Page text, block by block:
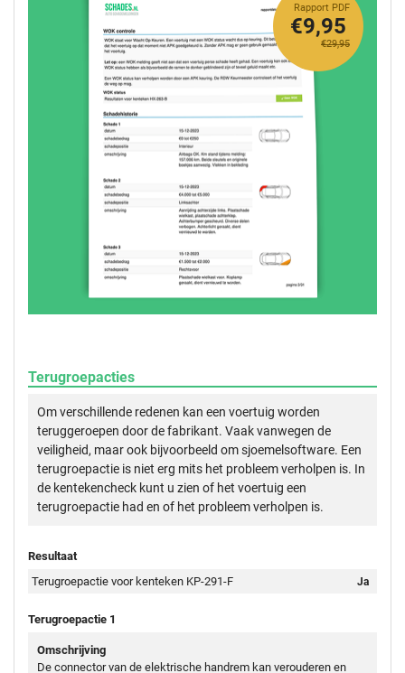
Rapport PDF
€29,95
€9,95
Terugroepacties
Om verschillende redenen kan een voertuig worden
teruggeroepen door de fabrikant. Vaak vanwegen de
veiligheid, maar ook bijvoorbeeld om sjoemelsoftware. Een
terugroepactie is niet erg mits het probleem verholpen is. In
de kentekencheck kunt u zien of het voertuig een
terugroepactie had en of het probleem verholpen is.
Resultaat
Terugroepactie voor kenteken KP-291-F
Ja
Terugroepactie 1
Omschrijving
De connector van de elektrische handrem kan verouderen en